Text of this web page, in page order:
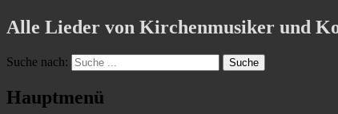
Alle Lieder von Kirchenmusiker und
Suche nach:
Hauptmenü